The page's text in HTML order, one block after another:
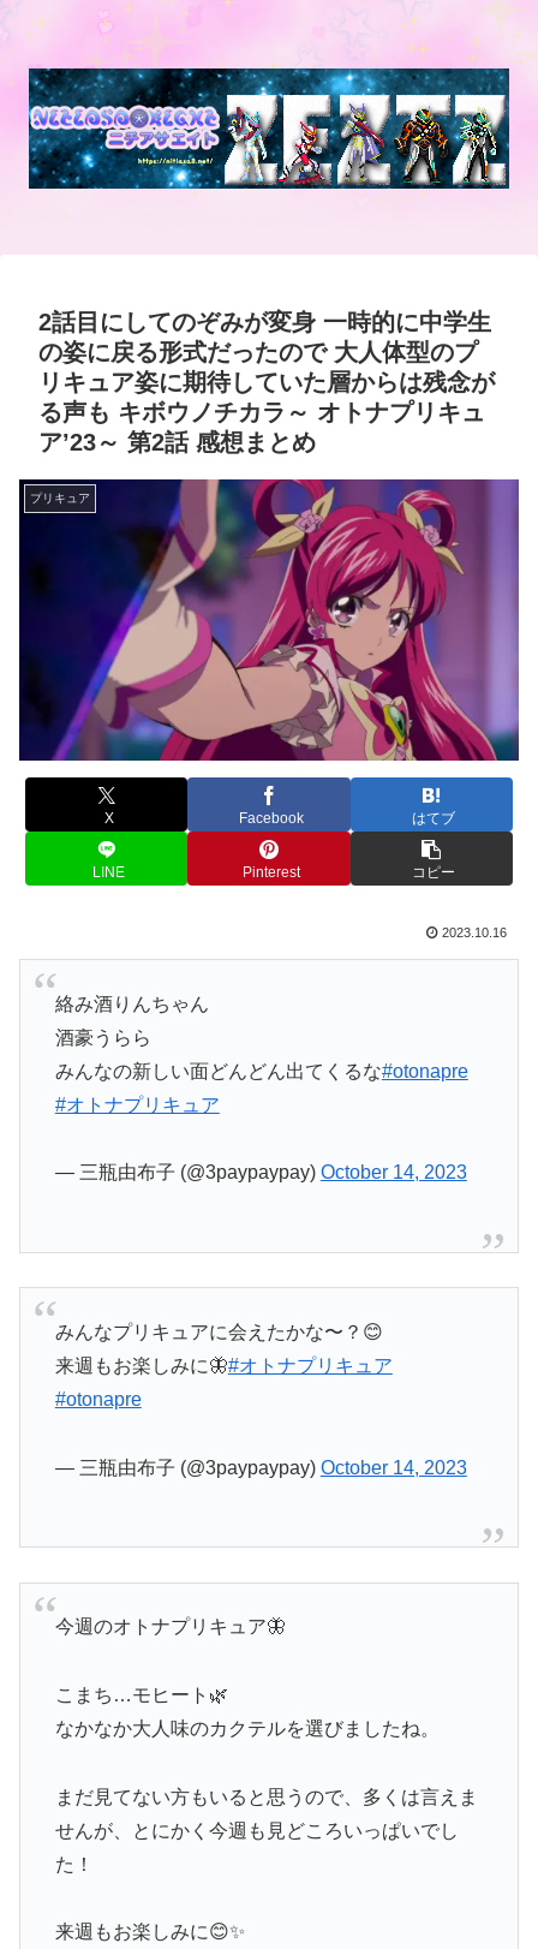
2話目にしてのぞみが変身 一時的に中学生
の姿に戻る形式だったので 大人体型のプ
リキュア姿に期待していた層からは残念が
る声も キボウノチカラ～ オトナプリキュ
ア’23～ 第2話 感想まとめ
プリキュア
X Facebook はてブ
LINE Pinterest コピー
2023.10.16
絡み酒りんちゃん
酒豪うらら
みんなの新しい面どんどん出てくるな#otonapre
#オトナプリキュア
— 三瓶由布子 (@3paypaypay) October 14, 2023
みんなプリキュアに会えたかな〜？😊
来週もお楽しみに🦋#オトナプリキュア
#otonapre
— 三瓶由布子 (@3paypaypay) October 14, 2023
今週のオトナプリキュア🦋
こまち…モヒート🌿
なかなか大人味のカクテルを選びましたね。
まだ見てない方もいると思うので、多くは言えま
せんが、とにかく今週も見どころいっぱいでし
た！
来週もお楽しみに😊✨